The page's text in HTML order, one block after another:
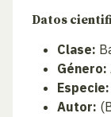
Datos
Clase:
Género:
Especie:
Autor: